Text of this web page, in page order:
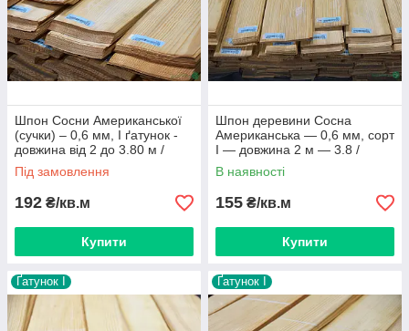
Шпон Сосни Американської
(сучки) – 0,6 мм, I ґатунок -
довжина від 2 до 3.80 м /
ширина від 10 см+
Під замовлення
192 ₴/кв.м
Купити
Шпон деревини Сосна
Американська — 0,6 мм, сорт
I — довжина 2 м — 3.8 /
ширина від 10 см+
В наявності
155 ₴/кв.м
Купити
Ґатунок I Ґатунок І